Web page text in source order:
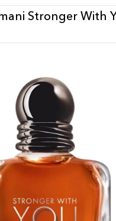
Stronger With